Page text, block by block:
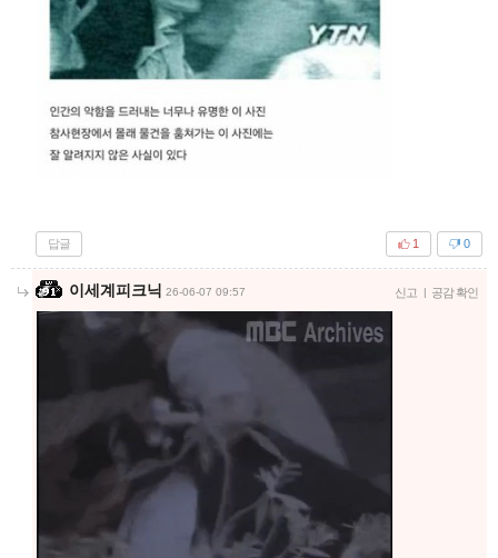
답글 0
1
이세계피크닉 26-06-07 09:57 신고 | 공감 확인